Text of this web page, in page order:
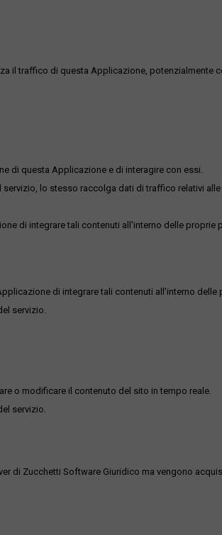
il traffico di questa Applicazione, potenzialmente
di questa Applicazione e di interagire con essi.
lo stesso raccolga dati di traffico relativi
di integrare tali contenuti all'interno delle proprie
di integrare tali contenuti all'interno delle
servizio.
o modificare il contenuto del sito in tempo reale.
servizio.
di Zucchetti Software Giuridico ma vengono